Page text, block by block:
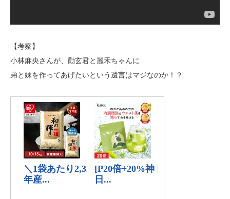
【考察】
小林麻央さんが、勸玄君と麗禾ちゃんに
弟と妹を作ってあげたいという遺言はマジなのか！？